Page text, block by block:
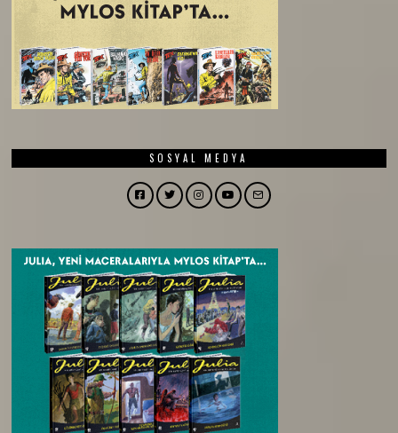
SOSYAL MEDYA
Facebook
TwitterInstagram
YouTubeEmail